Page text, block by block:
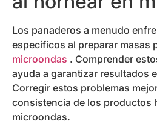
Los panaderos a menudo
específicos al preparar masas
microondas . Comprender
ayuda a garantizar resultados
Corregir estos problemas
consistencia de los productos
microondas.